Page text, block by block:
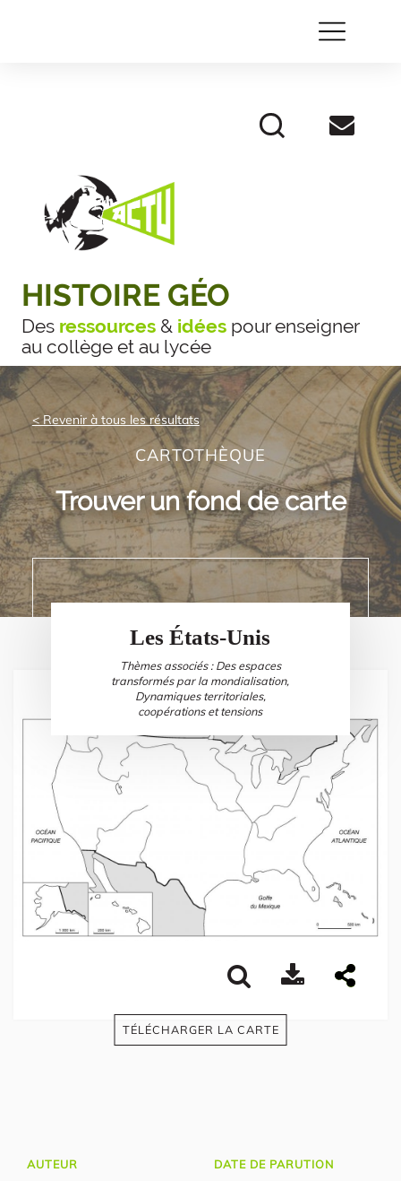
HISTOIRE GÉO
Des ressources& idéespour enseigner
au collège et au lycée
< Revenir à tous les résultats
CARTOTHÈQUE
Trouver un fond de carte
Les États-Unis
Thèmes associés : Des espaces
transformés par la mondialisation,
Dynamiques territoriales,
coopérations et tensions
TÉLÉCHARGER LA CARTE
AUTEUR DATE DE PARUTION